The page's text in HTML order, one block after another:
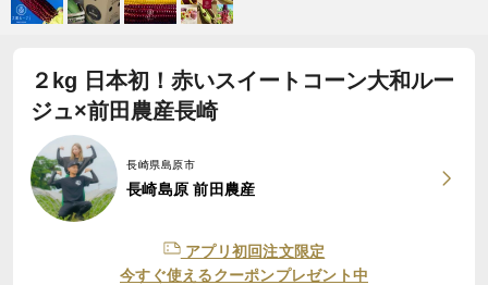
２kg 日本初！赤いスイートコーン大和ルー
ジュ×前田農産長崎
長崎県島原市
長崎島原 前田農産
アプリ初回注文限定
今すぐ使えるクーポンプレゼント中